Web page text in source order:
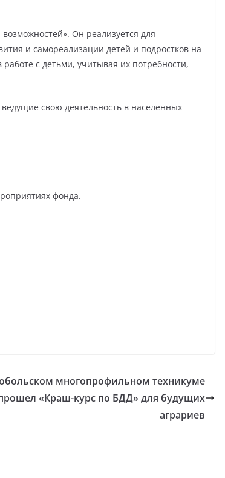
Он реализуется для
и самореализации детей и подростков на
с детьми, учитывая их потребности,
свою деятельность в населенных
фонда.
многопрофильном техникуме
«Краш-курс по БДД» для будущих
аграриев